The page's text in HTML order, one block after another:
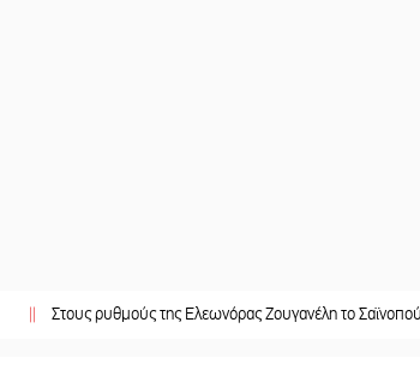
Στους ρυθμούς της Ελεωνόρας Ζουγανέλη το Σαϊνοπούλειο ||